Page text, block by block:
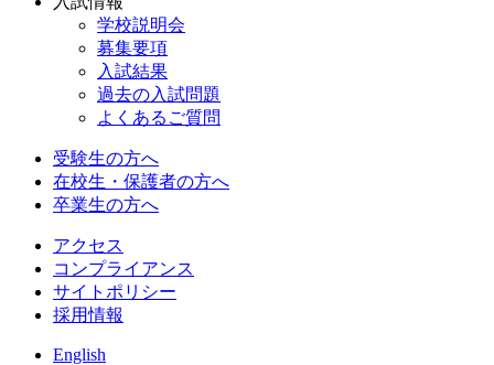
学校説明会
募集要項
入試結果
過去の入試問題
よくあるご質問
受験生の方へ
在校生・保護者の方へ
卒業生の方へ
アクセス
コンプライアンス
サイトポリシー
採用情報
English